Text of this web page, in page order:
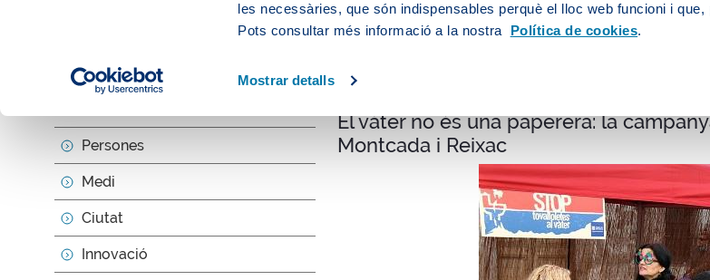
les necessàries, que són indispensables perquè el lloc web funcioni i
Pots consultar més informació a la nostra Política de cookies.
Mostrar detalls
Persones
Medi
Ciutat
Innovació
Actualitat
El vàter no és una paperera: la
Montcada i Reixac